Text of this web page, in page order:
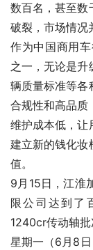
数百名，甚至数
破裂，市场情况
作为中国商用
之一，无论是
辆质量标准等各
合规性和高品质
维护成本低，让
建立新的钱化妆
值。
9月15日，江淮
限公司达到了
1240cr传动轴批
星期一（6月8